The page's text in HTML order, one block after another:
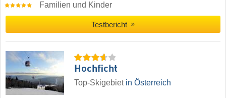
Familien und Kinder
Testbericht
Hochficht
Top-Skigebiet in Österreich